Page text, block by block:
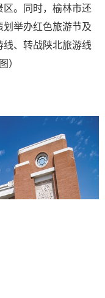
。同时，榆林市还
举办红色旅游节及
、转战陕北旅游线
）